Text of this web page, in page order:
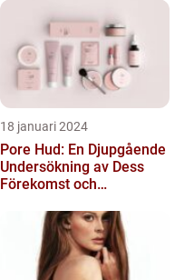
18 januari 2024
Pore Hud: En Djupgående
Undersökning av Dess
Förekomst och